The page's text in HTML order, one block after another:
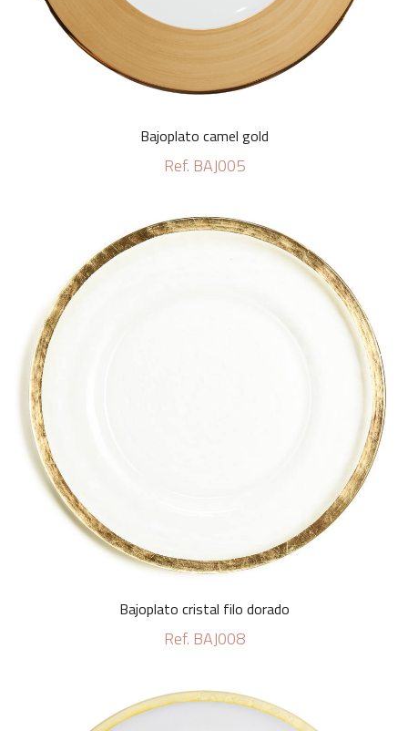
Bajoplato camel gold
Ref. BAJ005
Bajoplato cristal filo dorado
Ref. BAJ008